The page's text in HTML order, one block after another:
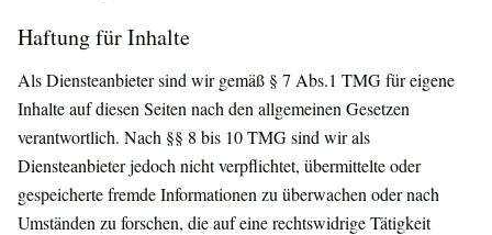
Haftung für Inhalte
Als Diensteanbieter sind wir gemäß § 7 Abs.1 TMG für eigene
Inhalte auf diesen Seiten nach den allgemeinen Gesetzen
verantwortlich. Nach §§ 8 bis 10 TMG sind wir als
Diensteanbieter jedoch nicht verpflichtet, übermittelte oder
gespeicherte fremde Informationen zu überwachen oder nach
Umständen zu forschen, die auf eine rechtswidrige Tätigkeit